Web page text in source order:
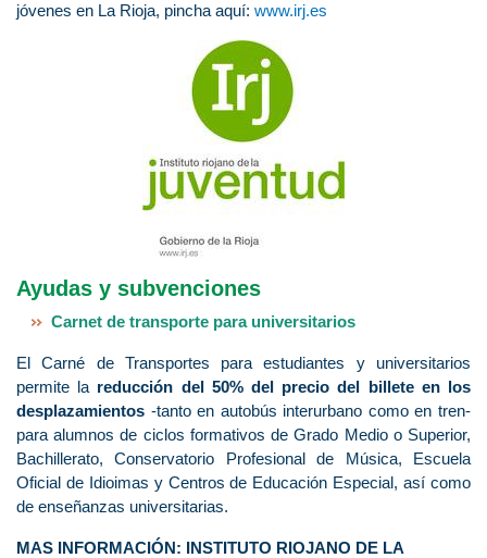
jóvenes en La Rioja, pincha aquí: www.irj.es
Ayudas y subvenciones
Carnet de transporte para universitarios
El Carné de Transportes para estudiantes y universitarios
permite la reducción del 50% del precio del billete en los
desplazamientos -tanto en autobús interurbano como en tren-
para alumnos de ciclos formativos de Grado Medio o Superior,
Bachillerato, Conservatorio Profesional de Música, Escuela
Oficial de Idioimas y Centros de Educación Especial, así como
de enseñanzas universitarias.
MAS INFORMACIÓN: INSTITUTO RIOJANO DE LA